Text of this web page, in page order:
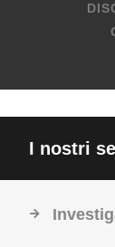
I nostri